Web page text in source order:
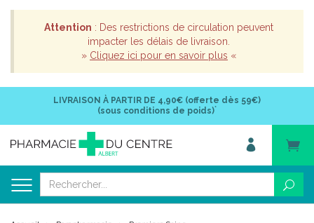
Attention : Des restrictions de circulation peuvent
impacter les délais de livraison.
» Cliquez ici pour en savoir plus «
LIVRAISON À PARTIR DE 4,90€ (offerte dès 59€)
(sous conditions de poids)*